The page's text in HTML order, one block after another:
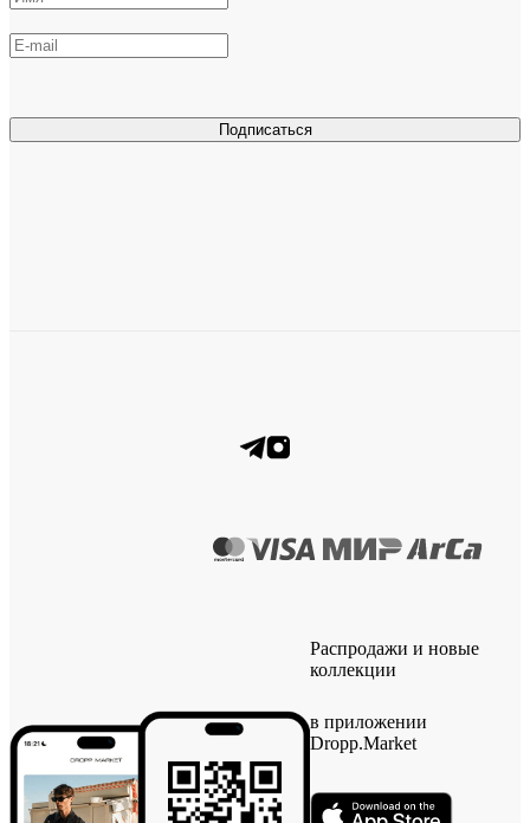
Подписаться
Распродажи и новые
коллекции
в приложении
Dropp.Market